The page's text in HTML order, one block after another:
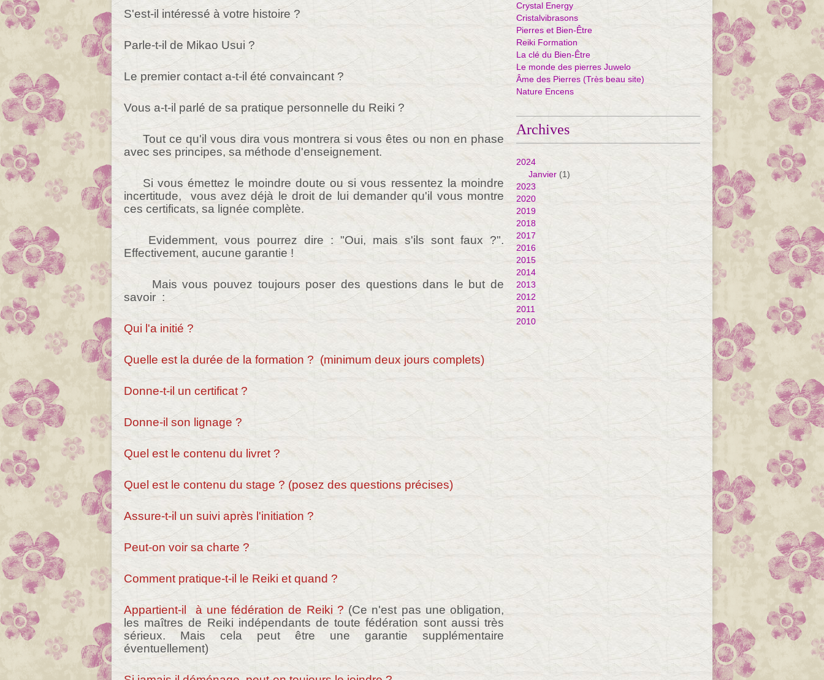
S'est-il intéressé à votre histoire ?
Parle-t-il de Mikao Usui ?
Le premier contact a-t-il été convaincant ?
Vous a-t-il parlé de sa pratique personnelle du Reiki ?
Tout ce qu'il vous dira vous montrera si vous êtes ou non en phase
avec ses principes, sa méthode d'enseignement.
Si vous émettez le moindre doute ou si vous ressentez la moindre
incertitude, vous avez déjà le droit de lui demander qu'il vous montre
ces certificats, sa lignée complète.
Evidemment, vous pourrez dire : "Oui, mais s'ils sont faux ?".
Effectivement, aucune garantie !
Mais vous pouvez toujours poser des questions dans le but de
savoir :
Qui l'a initié ?
Quelle est la durée de la formation ? (minimum deux jours complets)
Donne-t-il un certificat ?
Donne-il son lignage ?
Quel est le contenu du livret ?
Quel est le contenu du stage ? (posez des questions précises)
Assure-t-il un suivi après l'initiation ?
Peut-on voir sa charte ?
Comment pratique-t-il le Reiki et quand ?
Appartient-il à une fédération de Reiki ? (Ce n'est pas une obligation,
les maîtres de Reiki indépendants de toute fédération sont aussi très
sérieux. Mais cela peut être une garantie supplémentaire
éventuellement)
Crystal Energy
Cristalvibrasons
Pierres et Bien-Être
Reiki Formation
La clé du Bien-Être
Le monde des pierres Juwelo
Âme des Pierres (Très beau site)
Nature Encens
Archives
2024
Janvier (1)
2023
2020
2019
2018
2017
2016
2015
2014
2013
2012
2011
2010